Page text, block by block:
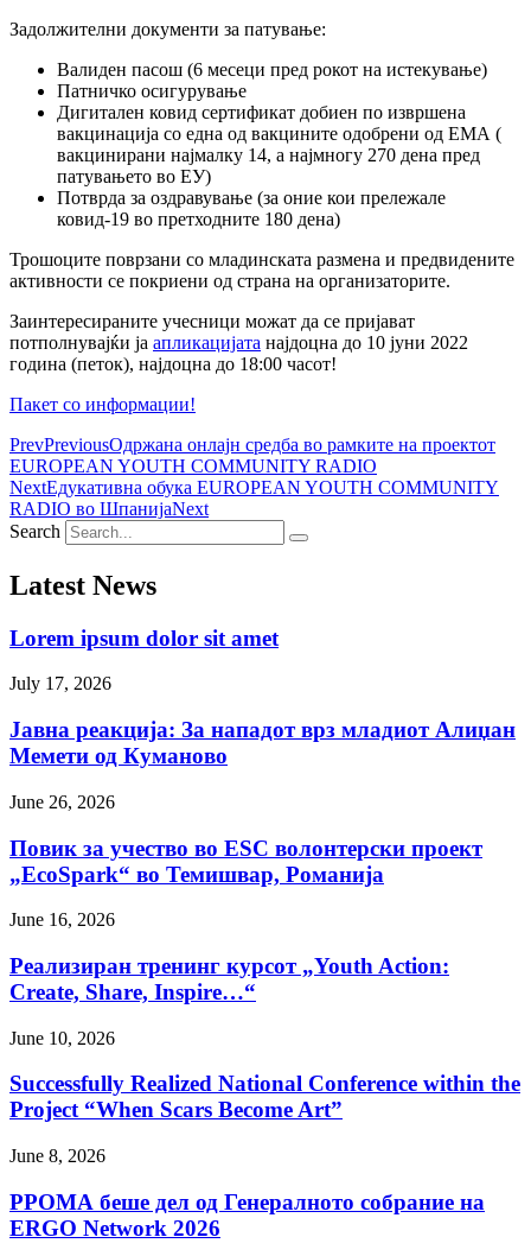
Задолжителни документи за патување:
Валиден пасош (6 месеци пред рокот на истекување)
Патничко осигурување
Дигитален ковид сертификат добиен по извршена
вакцинација со една од вакцините одобрени од ЕМА (
вакцинирани најмалку 14, а најмногу 270 дена пред
патувањето во ЕУ)
Потврда за оздравување (за оние кои прележале
ковид-19 во претходните 180 дена)
Трошоците поврзани со младинската размена и предвидените
активности се покриени од страна на организаторите.
Заинтересираните учесници можат да се пријават
потполнувајќи ја апликацијата најдоцна до 10 јуни 2022
година (петок), најдоцна до 18:00 часот!
Пакет со информации!
PrevPreviousОдржана онлајн средба во рамките на проектот
EUROPEAN YOUTH COMMUNITY RADIO
NextЕдукативна обука EUROPEAN YOUTH COMMUNITY
RADIO во ШпанијаNext
Search
Latest News
Lorem ipsum dolor sit amet
July 17, 2026
Јавна реакција: Зa нападот врз младиот Алиџан
Мемети од Куманово
June 26, 2026
Повик за учество во ESC волонтерски проект
„EcoSpark“ во Темишвар, Романија
June 16, 2026
Реализиран тренинг курсот „Youth Action:
Create, Share, Inspire…“
June 10, 2026
Successfully Realized National Conference within the
Project “When Scars Become Art”
June 8, 2026
РРОМА беше дел од Генералното собрание на
ERGO Network 2026